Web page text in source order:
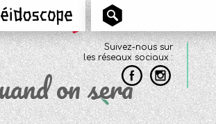
Kaléidoscope
Suivez-nous sur
les réseaux sociaux :
on sera